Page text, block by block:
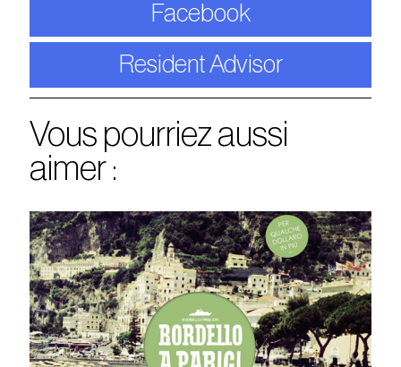
Facebook
Resident Advisor
Vous pourriez aussi
aimer :